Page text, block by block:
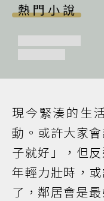
熱門小說
現今緊湊的生
動。或許大家
子就好」，但
年輕力壯時，
了，鄰居會是